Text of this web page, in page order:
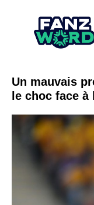
Un mauvais
le choc face à